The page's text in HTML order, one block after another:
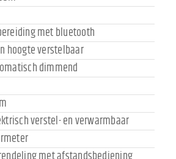
met bluetooth
hoogte verstelbaar
dimmend
verstel- en verwarmbaar